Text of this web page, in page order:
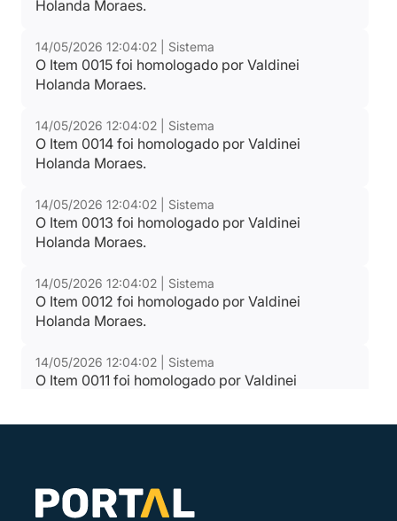
Holanda Moraes.
14/05/2026 12:04:02 | Sistema
O Item 0015 foi homologado por Valdinei
Holanda Moraes.
14/05/2026 12:04:02 | Sistema
O Item 0014 foi homologado por Valdinei
Holanda Moraes.
14/05/2026 12:04:02 | Sistema
O Item 0013 foi homologado por Valdinei
Holanda Moraes.
14/05/2026 12:04:02 | Sistema
O Item 0012 foi homologado por Valdinei
Holanda Moraes.
14/05/2026 12:04:02 | Sistema
O Item 0011 foi homologado por Valdinei